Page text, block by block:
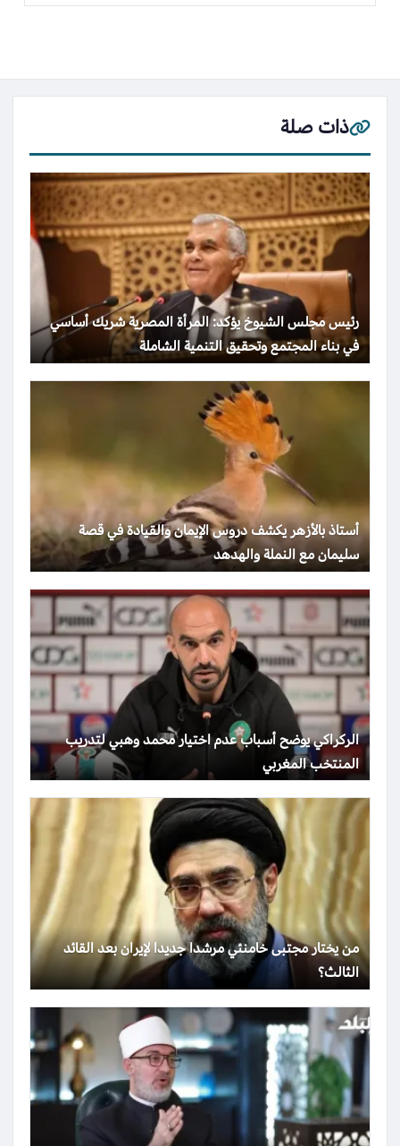
ذات صلة
رئيس مجلس الشيوخ يؤكد: المرأة المصرية شريك أساسي
في بناء المجتمع وتحقيق التنمية الشاملة
أستاذ بالأزهر يكشف دروس الإيمان والقيادة في قصة
سليمان مع النملة والهدهد
الركراكي يوضح أسباب عدم اختيار محمد وهبي لتدريب
المنتخب المغربي
من يختار مجتبى خامنئي مرشدا جديدا لإيران بعد القائد
الثالث؟